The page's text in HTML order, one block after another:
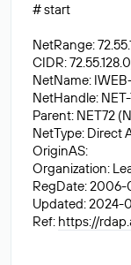
# start
NetRange:
CIDR:
NetName:
NetHandle:
Parent: NET72
NetType: Direct
OriginAS:
Organization:
RegDate: 2006-
Updated: 2024-
Ref: https://